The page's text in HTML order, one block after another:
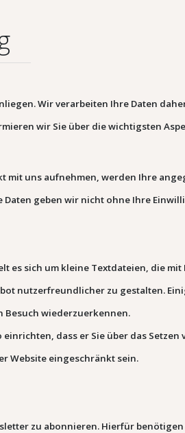
Wir verarbeiten Ihre Daten
wir Sie über die wichtigsten
mit uns aufnehmen, werden Ihre
Daten geben wir nicht ohne Ihre
es sich um kleine Textdateien, die
nutzerfreundlicher zu gestalten.
Besuch wiederzuerkennen.
dass er Sie über das
Website eingeschränkt sein.
zu abonnieren. Hierfür